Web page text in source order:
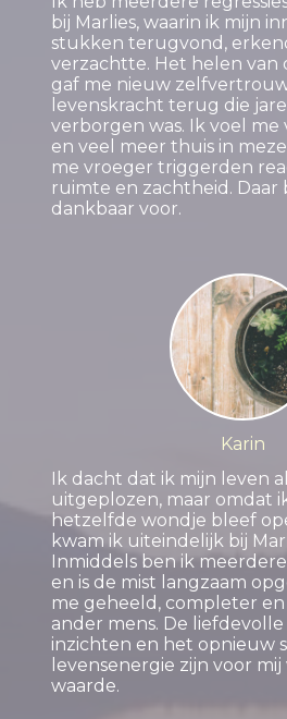
bij Marlies, waarin ik mijn
stukken terugvond,
verzachtte. Het helen van
gaf me nieuw
levenskracht terug die
verborgen was. Ik voel me
en veel meer thuis in
me vroeger triggerden
ruimte en zachtheid. Daar
dankbaar voor.
Karin
Ik dacht dat ik mijn leven
uitgeplozen, maar omdat
hetzelfde wondje bleef
kwam ik uiteindelijk bij
Inmiddels ben ik
en is de mist langzaam
me geheeld, completer
ander mens. De liefdevolle
inzichten en het opnieuw
levensenergie zijn voor
waarde.